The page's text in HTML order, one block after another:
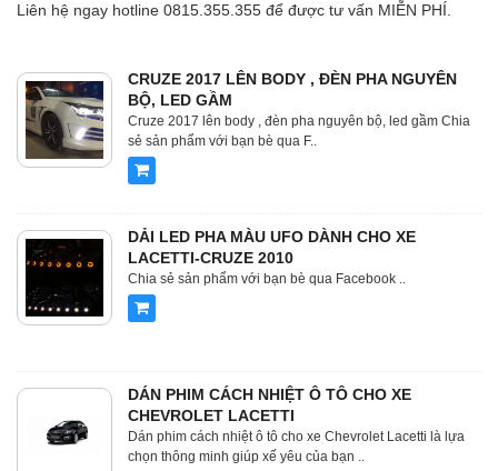
Liên hệ ngay hotline 0815.355.355 để được tư vấn MIỄN PHÍ.
CRUZE 2017 LÊN BODY , ĐÈN PHA NGUYÊN
BỘ, LED GẦM
Cruze 2017 lên body , đèn pha nguyên bộ, led gầm Chia
sẻ sản phẩm với bạn bè qua F..
DẢI LED PHA MÀU UFO DÀNH CHO XE
LACETTI-CRUZE 2010
Chia sẻ sản phẩm với bạn bè qua Facebook ..
DÁN PHIM CÁCH NHIỆT Ô TÔ CHO XE
CHEVROLET LACETTI
Dán phim cách nhiệt ô tô cho xe Chevrolet Lacetti là lựa
chọn thông minh giúp xế yêu của bạn ..